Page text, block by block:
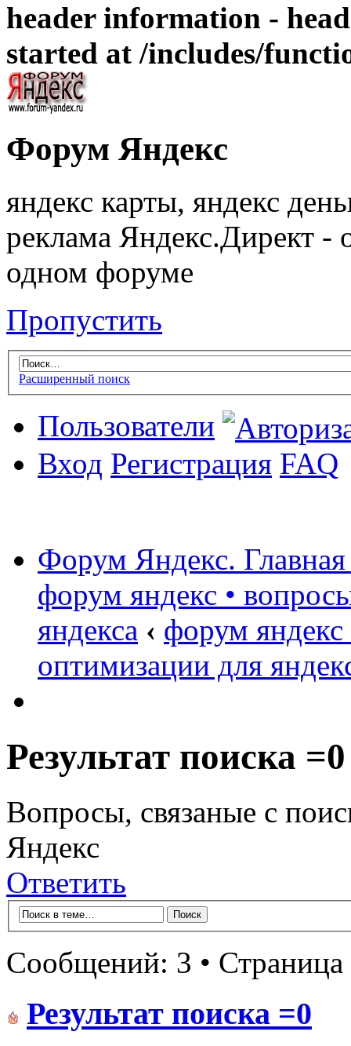
header information -
started at /includes/
Форум Яндекс
яндекс карты, яндекс
реклама Яндекс.Директ -
одном форуме
Пропустить
Расширенный поиск
Пользователи
Вход Регистрация FAQ
Форум Яндекс.
форум яндекс •
яндекса ‹ форум
оптимизации для
Результат поиска =0
Вопросы, связаные с
Яндекс
Ответить
Сообщений: 3 • Страница
Результат поиска =0